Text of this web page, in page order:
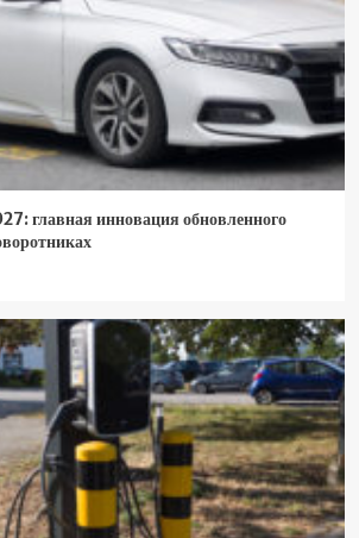
главная инновация обновленного